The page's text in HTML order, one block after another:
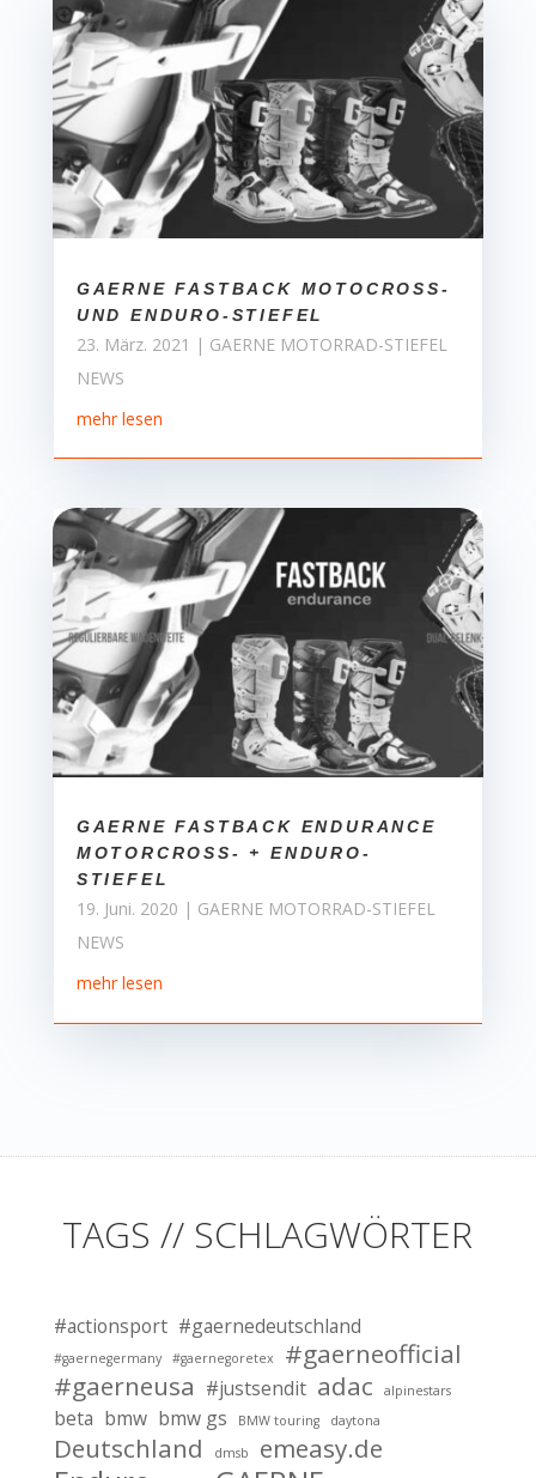
GAERNE FASTBACK MOTOCROSS-
UND ENDURO-STIEFEL
23. März. 2021 | GAERNE MOTORRAD-STIEFEL
NEWS
mehr lesen
GAERNE FASTBACK ENDURANCE
MOTORCROSS- + ENDURO-
STIEFEL
19. Juni. 2020 | GAERNE MOTORRAD-STIEFEL
NEWS
mehr lesen
TAGS // SCHLAGWÖRTER
#actionsport #gaernedeutschland
#gaernegermany #gaernegoretex
#gaerneofficial
#gaerneusa #justsendit adac alpinestars
beta bmw bmw gs BMW touring daytona
Deutschland dmsb emeasy.de